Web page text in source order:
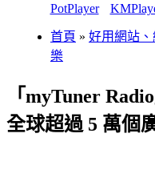
PotPlayer
首頁 » 好用網站
樂
「myTuner
全球超過 5 萬個